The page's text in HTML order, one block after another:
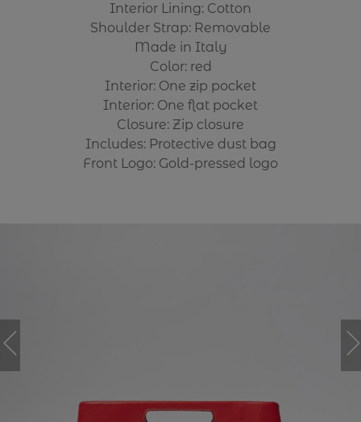
Interior Lining: Cotton
Shoulder Strap: Removable
Made in Italy
Color: red
Interior: One zip pocket
Interior: One flat pocket
Closure: Zip closure
Includes: Protective dust bag
Front Logo: Gold-pressed logo